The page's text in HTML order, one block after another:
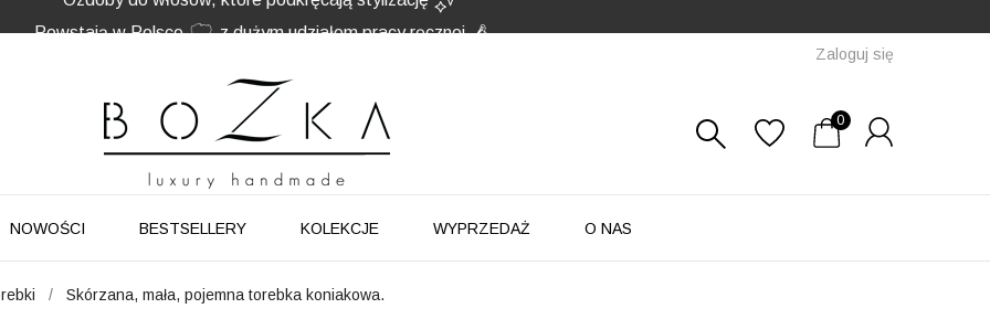
z dużym udziałem pracy ręcznej
Zaloguj się
0
NOWOŚCI BESTSELLERY KOLEKCJE WYPRZEDAŻ O NAS
Skórzana, mała, pojemna torebka koniakowa.